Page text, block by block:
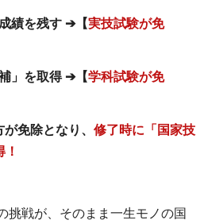
績を残す ➔【実技試験が免
」を取得 ➔【学科試験が免
免除となり、 修了時に「国家技
挑戦が、そのまま一生モノの国